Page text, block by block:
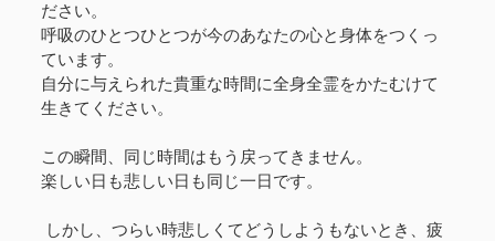
ださい。
呼吸のひとつひとつが今のあなたの心と身体をつくっ
ています。
自分に与えられた貴重な時間に全身全霊をかたむけて
生きてください。
この瞬間、同じ時間はもう戻ってきません。
楽しい日も悲しい日も同じ一日です。
しかし、つらい時悲しくてどうしようもないとき、疲